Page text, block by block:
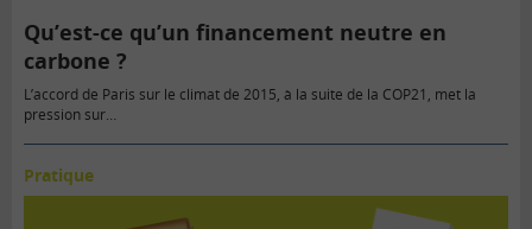
Qu’est-ce qu’un financement neutre en
carbone ?
L’accord de Paris sur le climat de 2015, à la suite de la COP21, met la
pression sur…
Pratique